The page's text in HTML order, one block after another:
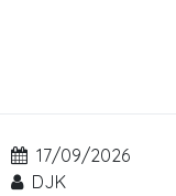
17/09/2026
DJK